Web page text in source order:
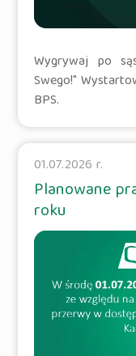
Wygrywaj po
Swego!"
BPS.
01.07.2026 r.
Planowane
roku